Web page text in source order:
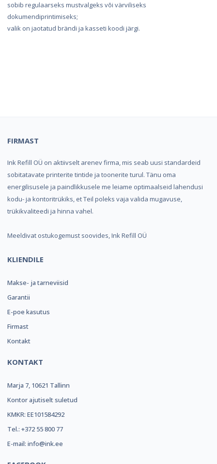
sobib regulaarseks mustvalgeks või värviliseks
dokumendiprintimiseks;
valik on jaotatud brändi ja kasseti koodi järgi.
FIRMAST
Ink Refill OÜ on aktiivselt arenev firma, mis seab uusi standardeid
sobitatavate printerite tintide ja toonerite turul. Tänu oma
energilisusele ja paindlikkusele me leiame optimaalseid lahendusi
kodu- ja kontoritrükiks, et Teil poleks vaja valida mugavuse,
trükikvaliteedi ja hinna vahel.
Meeldivat ostukogemust soovides, Ink Refill OÜ
KLIENDILE
Makse- ja tarneviisid
Garantii
E-poe kasutus
Firmast
Kontakt
KONTAKT
Marja 7, 10621 Tallinn
Kontor ajutiselt suletud
KMKR: EE101584292
Tel.: +372 55 800 77
E-mail: info@ink.ee